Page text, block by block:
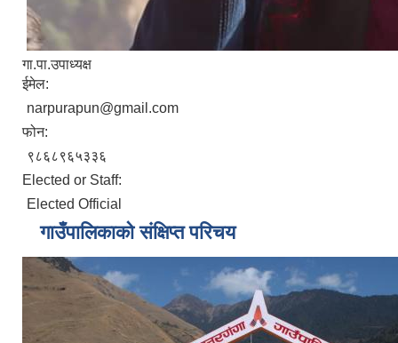
गा.पा.उपाध्यक्ष
ईमेल:
narpurapun@gmail.com
फोन:
९८६८९६५३३६
Elected or Staff:
Elected Official
गाउँपालिकाको संक्षिप्त परिचय